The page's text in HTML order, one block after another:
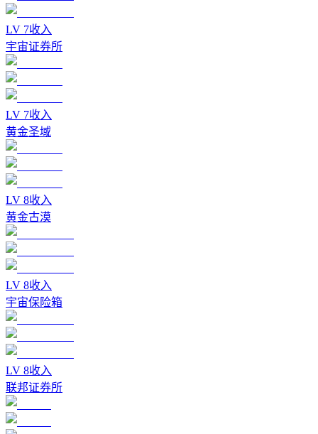
LV 7收入
宇宙证券所
LV 7收入
黄金圣域
LV 8收入
黄金古漠
LV 8收入
宇宙保险箱
LV 8收入
联邦证券所